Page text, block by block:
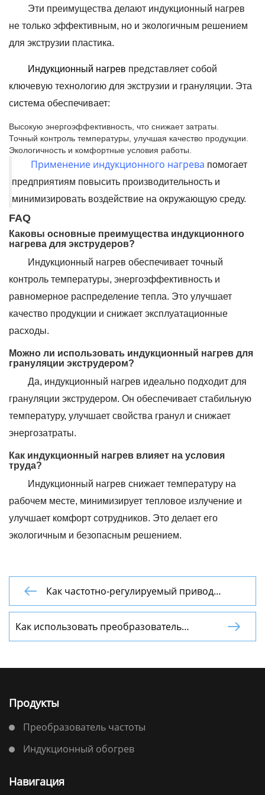
Эти преимущества делают индукционный нагрев
не только эффективным, но и экологичным решением
для экструзии пластика.
Индукционный нагрев представляет собой
ключевую технологию для экструзии и грануляции. Эта
система обеспечивает:
Высокую энергоэффективность, что снижает затраты.
Точный контроль температуры, улучшая качество продукции.
Экологичность и комфортные условия работы.
Применение индукционного нагрева помогает
предприятиям повысить производительность и
минимизировать воздействие на окружающую среду.
FAQ
Каковы основные преимущества индукционного
нагрева для экструдеров?
Индукционный нагрев обеспечивает точный
контроль температуры, энергоэффективность и
равномерное распределение тепла. Это улучшает
качество продукции и снижает эксплуатационные
расходы.
Можно ли использовать индукционный нагрев для
грануляции экструдером?
Да, индукционный нагрев идеально подходит для
грануляции экструдером. Он обеспечивает стабильную
температуру, улучшает свойства гранул и снижает
энергозатраты.
Как индукционный нагрев влияет на условия
труда?
Индукционный нагрев снижает температуру на
рабочем месте, минимизирует тепловое излучение и
улучшает комфорт сотрудников. Это делает его
экологичным и безопасным решением.

Как частотно-регулируемый привод
улучшает работу оборудования
Как использовать преобразователь
частоты для точной регулировки скорости

Продукты
Преобразователь частоты
Индукционный обогрев
Навигация